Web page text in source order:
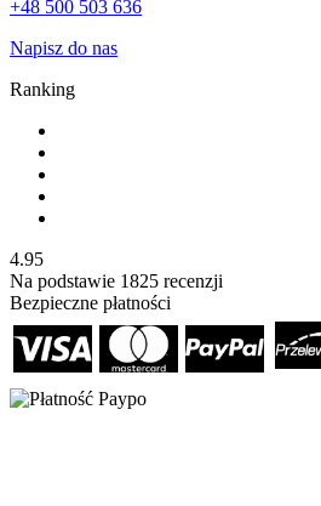
+48 500 503 636
Napisz do nas
Ranking
4.95
Na podstawie 1825 recenzji
Bezpieczne płatności